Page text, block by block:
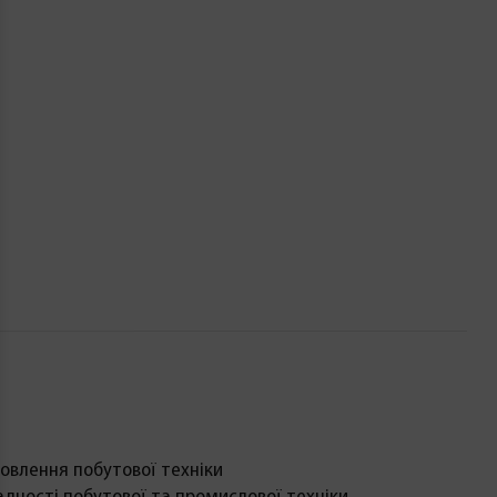
побутової техніки